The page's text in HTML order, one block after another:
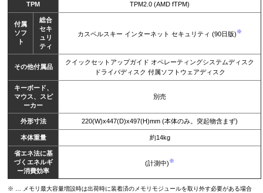
TPM TPM2.0 (AMD fTPM)
付属
ソフ
ト
総合
セキ
ュリ
ティ
カスペルスキー インターネット セキュリティ (90日版) ※
その他付属品
クイックセットアップガイド オペレーティングシステムディスク
ドライバディスク 付属ソフトウェアディスク
キーボード、
マウス、スピ
ーカー
別売
外形寸法 220(W)x447(D)x497(H)mm (本体のみ。突起物含まず)
本体重量 約14kg
省エネ法に基
づくエネルギ
ー消費効率
(計測中) ※
※ … メモリ最大容量増設時は出荷時に装着済のメモリモジュールを取り外す必要がある場合